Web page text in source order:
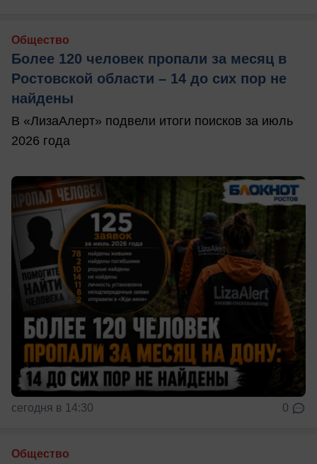
Общество
Более 120 человек пропали за месяц в
Ростовской области – 14 до сих пор не
найдены
В «ЛизаАлерт» подвели итоги поисков за июль
2026 года
сегодня в 14:30 0
Общество